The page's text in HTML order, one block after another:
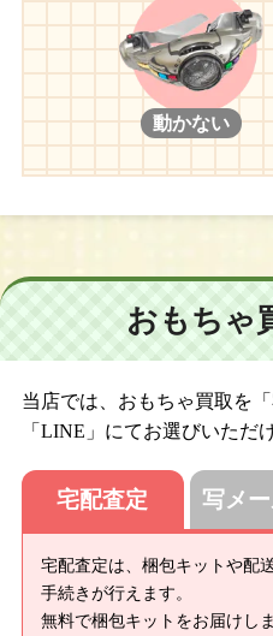
#60 WILLIAMSF1 BMW FW23
#61 WILLIAMSF1 BMW FW22
#62 WILLIAMSF1 BMW FW23
動かない
おもちゃ
当店では、おもちゃ買取を
「LINE」にてお選びいただ
宅配査定
宅配査定は、梱包キットや配
手続きが行えます。
無料で梱包キットをお届けし
写メ